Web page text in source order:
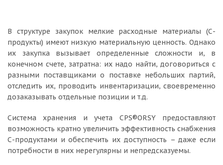
В структуре закупок мелкие расходные материалы (С-
продукты) имеют низкую материальную ценность. Однако
их закупка вызывает определенные сложности и, в
конечном счете, затратна: их надо найти, договориться с
разными поставщиками о поставке небольших партий,
отследить их, проводить инвентаризации, своевременно
дозаказывать отдельные позиции и т.д.
Система хранения и учета CPS®ORSY предоставляют
возможность кратно увеличить эффективность снабжения
С-продуктами и обеспечить их доступность – даже если
потребности в них нерегулярны и непредсказуемы.